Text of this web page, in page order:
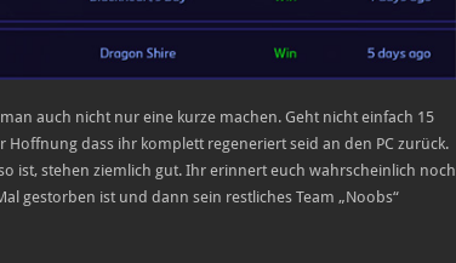
auch nicht nur eine kurze machen. Geht nicht einfach 15
dass ihr komplett regeneriert seid an den PC zurück.
ist, stehen ziemlich gut. Ihr erinnert euch wahrscheinlich noch
gestorben ist und dann sein restliches Team „Noobs“